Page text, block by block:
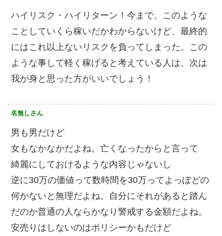
ハイリスク・ハイリターン！今まで、このような
ことしていくら稼いだかわからないけど、最終的
にはこれ以上ないリスクを負ってしまった。この
ような事して軽く稼げると考えている人は、次は
我が身と思った方がいいでしょう！
名無しさん
男も男だけど
女もなかなかだよね。亡くなったからと言って
綺麗にしておけるような内容じゃないし
逆に30万の価値って数時間を30万ってよっぽどの
何かないと無理だよね。自分にそれがあると踏ん
だのか普通の人ならかなり警戒する金額だよね。
安売りはしないのはポリシーかもだけど